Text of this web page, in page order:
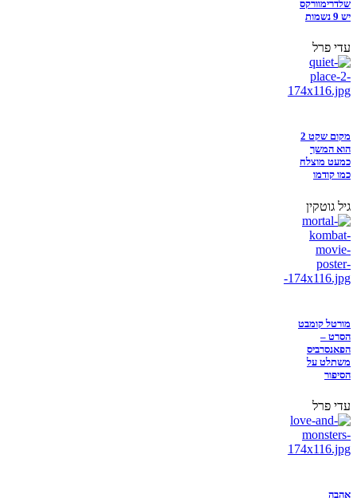
שלדרימוורקס
יש 9 נשמות
עדי פרל
מקום שקט 2
הוא המשך
כמעט מוצלח
כמו קודמו
גיל גוטקין
מורטל קומבט
הסרט –
הפאנסרביס
משתלט על
הסיפור
עדי פרל
אהבה